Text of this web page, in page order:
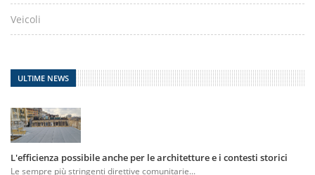
Veicoli
ULTIME NEWS
L'efficienza possibile anche per le architetture e i contesti storici
Le sempre più stringenti direttive comunitarie...